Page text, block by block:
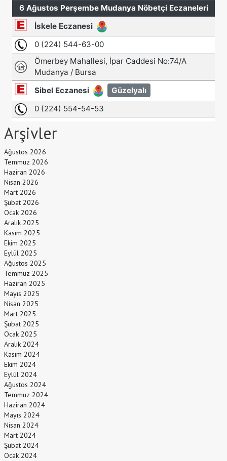
Arşivler
Ağustos 2026
Temmuz 2026
Haziran 2026
Nisan 2026
Mart 2026
Şubat 2026
Ocak 2026
Aralık 2025
Kasım 2025
Ekim 2025
Eylül 2025
Ağustos 2025
Temmuz 2025
Haziran 2025
Mayıs 2025
Nisan 2025
Mart 2025
Şubat 2025
Ocak 2025
Aralık 2024
Kasım 2024
Ekim 2024
Eylül 2024
Ağustos 2024
Temmuz 2024
Haziran 2024
Mayıs 2024
Nisan 2024
Mart 2024
Şubat 2024
Ocak 2024